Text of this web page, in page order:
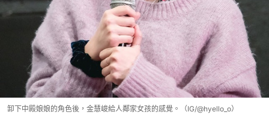
卸下中殿娘娘的角色後，金慧峻給人鄰家女孩的感覺。（IG/@hyello_o）